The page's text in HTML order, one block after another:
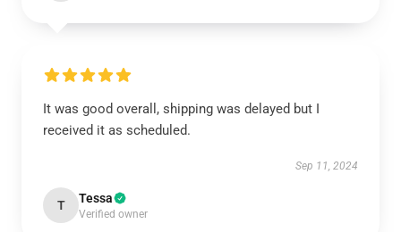
It was good overall, shipping was delayed but I
received it as scheduled.
Sep 11, 2024
T Tessa
Verified owner